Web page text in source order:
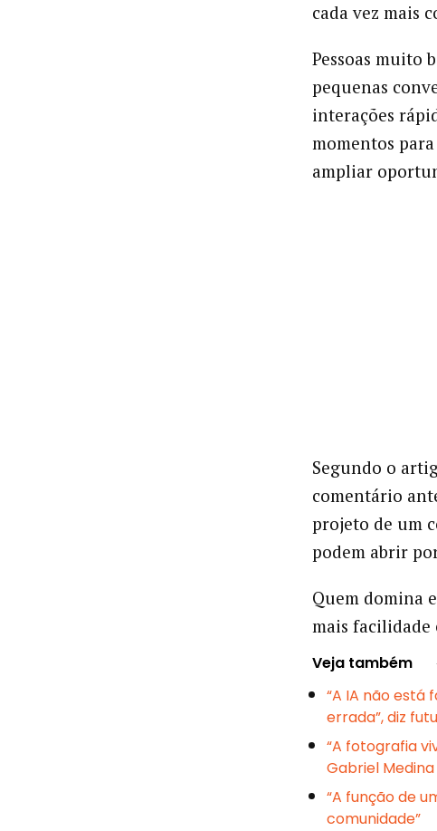
cada vez mais
Pessoas muito
pequenas
interações
momentos
ampliar
Segundo o
comentário
projeto de um
podem abrir
Quem domina
mais facilidade
Veja também
“A IA não está
errada”, diz
“A fotografia
Gabriel Medina
“A função de
comunidade”